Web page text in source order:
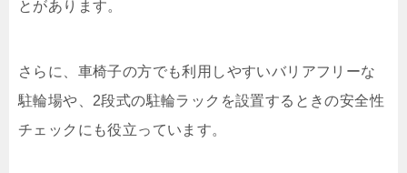
とがあります。
さらに、車椅子の方でも利用しやすいバリアフリーな
駐輪場や、2段式の駐輪ラックを設置するときの安全性
チェックにも役立っています。